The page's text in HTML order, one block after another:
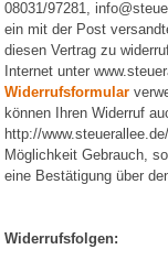
08031/97281,
ein mit der Post
diesen Vertrag zu
Internet unter
Widerrufsformular
können Ihren Widerruf
http://
Möglichkeit Gebrauch,
eine Bestätigung über
Widerrufsfolgen: